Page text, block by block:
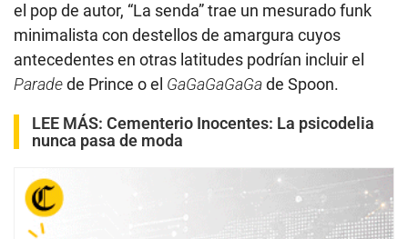
el pop de autor, “La senda” trae un mesurado funk
minimalista con destellos de amargura cuyos
antecedentes en otras latitudes podrían incluir el
Paradede Prince o el GaGaGaGaGade Spoon.
LEE MÁS: Cementerio Inocentes: La psicodelia
nunca pasa de moda